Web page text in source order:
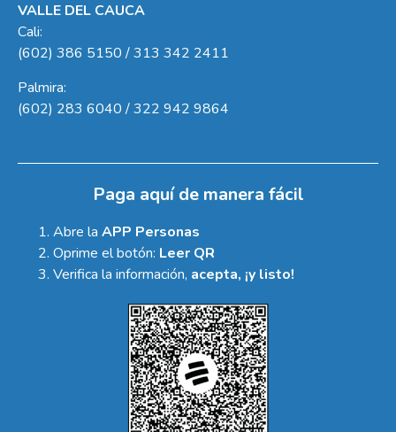
VALLE DEL CAUCA
Cali:
(602) 386 5150 / 313 342 2411
Palmira:
(602) 283 6040 / 322 942 9864
Paga aquí de manera fácil
Abre la APP Personas
Oprime el botón: Leer QR
Verifica la información, acepta, ¡y listo!